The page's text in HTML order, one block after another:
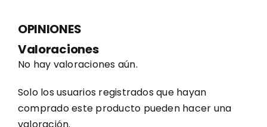
OPINIONES
Valoraciones
No hay valoraciones aún.
Solo los usuarios registrados que hayan
comprado este producto pueden hacer una